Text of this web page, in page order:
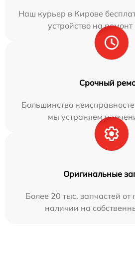
Наш курьер в Кирове
устройство на
Срочный
Большинство
мы устраняем в
Оригинальные
Более 20 тыс. запчастей от
наличии на